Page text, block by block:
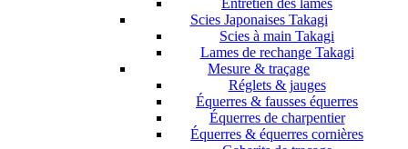
Scies Japonaises Takagi
Scies à main Takagi
Lames de rechange Takagi
Mesure & traçage
Réglets & jauges
Équerres & fausses équerres
Équerres de charpentier
Équerres & équerres cornières